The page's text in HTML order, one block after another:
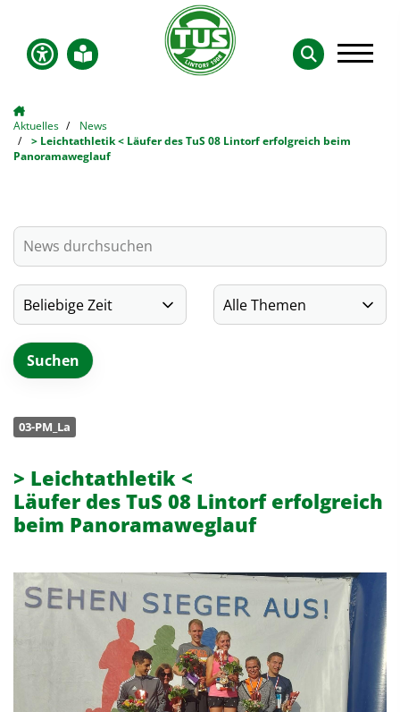
Aktuelles
News
> Leichtathletik < Läufer des TuS 08 Lintorf erfolgreich beim
Panoramaweglauf
03-PM_La
> Leichtathletik <
Läufer des TuS 08 Lintorf erfolgreich
beim Panoramaweglauf